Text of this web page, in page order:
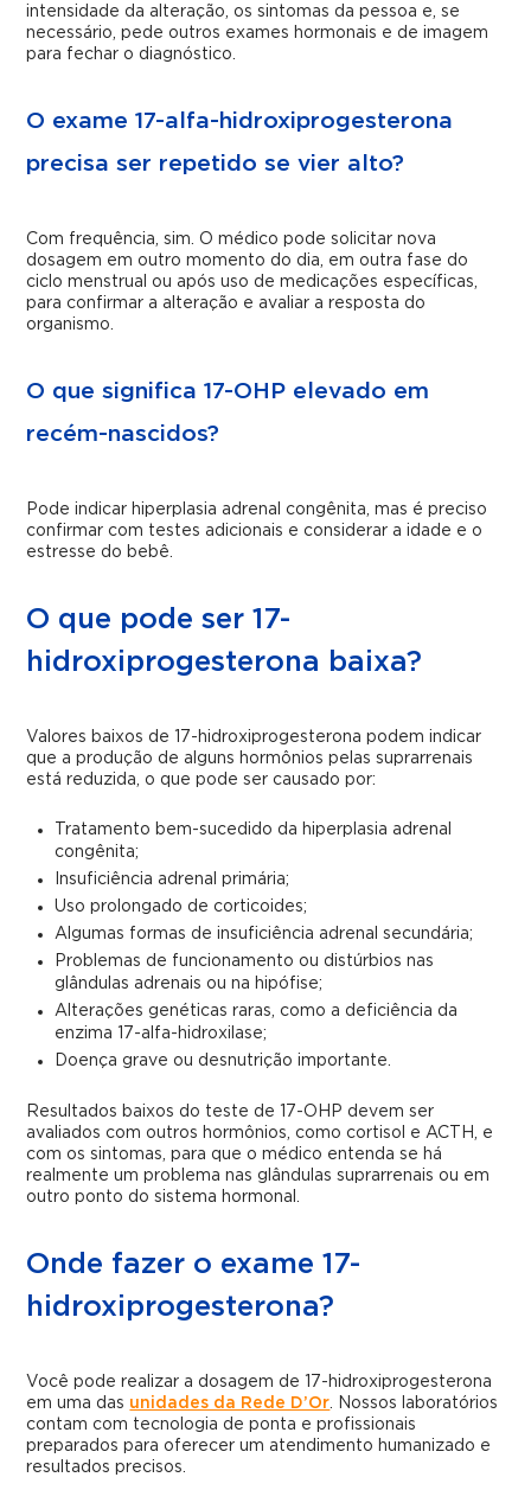
intensidade da alteração, os sintomas da pessoa e, se
necessário, pede outros exames hormonais e de imagem
para fechar o diagnóstico.
O exame 17-alfa-hidroxiprogesterona
precisa ser repetido se vier alto?
Com frequência, sim. O médico pode solicitar nova
dosagem em outro momento do dia, em outra fase do
ciclo menstrual ou após uso de medicações específicas,
para confirmar a alteração e avaliar a resposta do
organismo.
O que significa 17-OHP elevado em
recém-nascidos?
Pode indicar hiperplasia adrenal congênita, mas é preciso
confirmar com testes adicionais e considerar a idade e o
estresse do bebê.
O que pode ser 17-
hidroxiprogesterona baixa?
Valores baixos de 17-hidroxiprogesterona podem indicar
que a produção de alguns hormônios pelas suprarrenais
está reduzida, o que pode ser causado por:
Tratamento bem-sucedido da hiperplasia adrenal
congênita;
Insuficiência adrenal primária;
Uso prolongado de corticoides;
Algumas formas de insuficiência adrenal secundária;
Problemas de funcionamento ou distúrbios nas
glândulas adrenais ou na hipófise;
Alterações genéticas raras, como a deficiência da
enzima 17-alfa-hidroxilase;
Doença grave ou desnutrição importante.
Resultados baixos do teste de 17-OHP devem ser
avaliados com outros hormônios, como cortisol e ACTH, e
com os sintomas, para que o médico entenda se há
realmente um problema nas glândulas suprarrenais ou em
outro ponto do sistema hormonal.
Onde fazer o exame 17-
hidroxiprogesterona?
Você pode realizar a dosagem de 17-hidroxiprogesterona
em uma das unidades da Rede D’Or . Nossos laboratórios
contam com tecnologia de ponta e profissionais
preparados para oferecer um atendimento humanizado e
resultados precisos.